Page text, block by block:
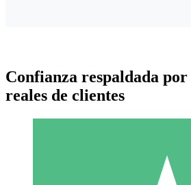
Confianza respaldada
reales de clientes